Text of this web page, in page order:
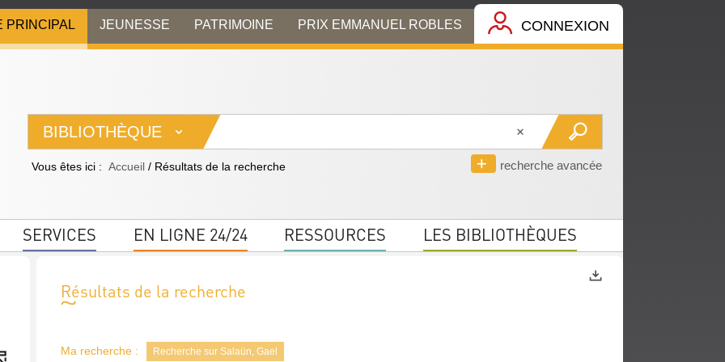
PRINCIPAL JEUNESSE PATRIMOINE PRIX EMMANUEL ROBLES CONNEXION
BIBLIOTHÈQUE
recherche avancée
Vous êtes ici : Accueil / Résultats de la recherche
SERVICES EN LIGNE 24/24 RESSOURCES LES BIBLIOTHÈQUES
Résultats de la recherche
Ma recherche : Recherche sur Salaün, Gael